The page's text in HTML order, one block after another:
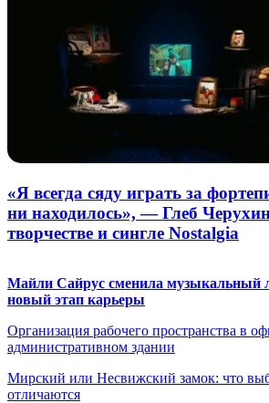
«Я всегда сяду играть за
ни находилось», — Глеб
творчестве и сингле Nostalgia
Майли Сайрус сменила музыкальный
новый этап карьеры
Организация рабочего пространства в
административном здании
Мирский или Несвижский замок: что
отличаются